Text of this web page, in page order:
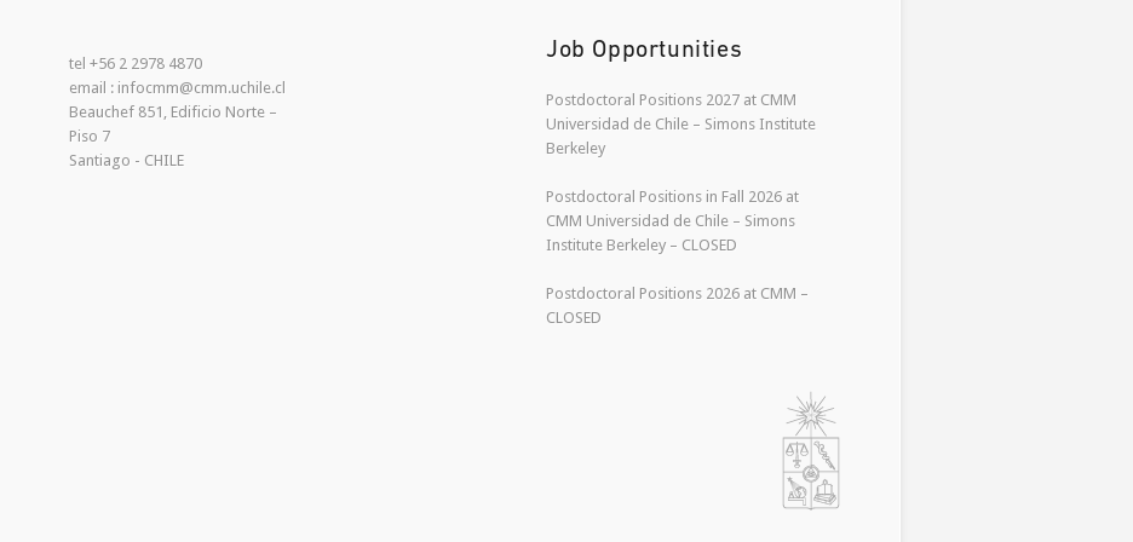
tel +56 2 2978 4870
email : infocmm@cmm.uchile.cl
Beauchef 851, Edificio Norte –
Piso 7
Santiago - CHILE
Job Opportunities
Postdoctoral Positions 2027 at CMM
Universidad de Chile – Simons Institute
Berkeley
Postdoctoral Positions in Fall 2026 at
CMM Universidad de Chile – Simons
Institute Berkeley – CLOSED
Postdoctoral Positions 2026 at CMM –
CLOSED